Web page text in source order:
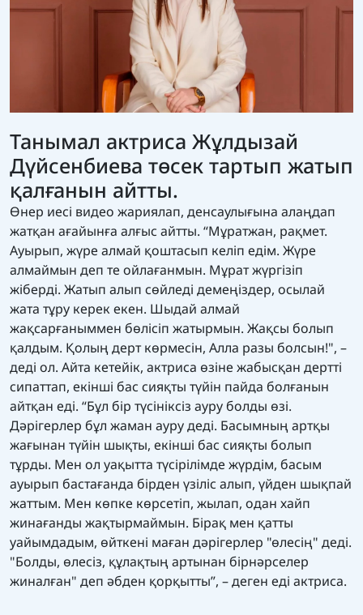
Танымал актриса Жұлдызай
Дүйсенбиева төсек тартып жатып
қалғанын айтты.
Өнер иесі видео жариялап, денсаулығына алаңдап
жатқан ағайынға алғыс айтты. “Мұратжан, рақмет.
Ауырып, жүре алмай қоштасып келіп едім. Жүре
алмаймын деп те ойлағанмын. Мұрат жүргізіп
жіберді. Жатып алып сөйледі демеңіздер, осылай
жата тұру керек екен. Шыдай алмай
жақсарғаныммен бөлісіп жатырмын. Жақсы болып
қалдым. Қолың дерт көрмесін, Алла разы болсын!", –
деді ол. Айта кетейік, актриса өзіне жабысқан дертті
сипаттап, екінші бас сияқты түйін пайда болғанын
айтқан еді. “Бұл бір түсініксіз ауру болды өзі.
Дәрігерлер бұл жаман ауру деді. Басымның артқы
жағынан түйін шықты, екінші бас сияқты болып
тұрды. Мен ол уақытта түсірілімде жүрдім, басым
ауырып бастағанда бірден үзіліс алып, үйден шықпай
жаттым. Мен көпке көрсетіп, жылап, одан хайп
жинағанды жақтырмаймын. Бірақ мен қатты
уайымдадым, өйткені маған дәрігерлер "өлесің" деді.
"Болды, өлесіз, құлақтың артынан бірнәрселер
жиналған" деп әбден қорқытты”, – деген еді актриса.